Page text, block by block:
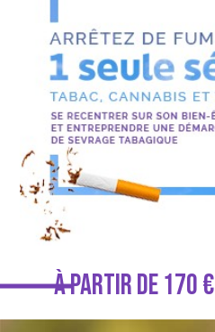
À PARTIR DE 170 €